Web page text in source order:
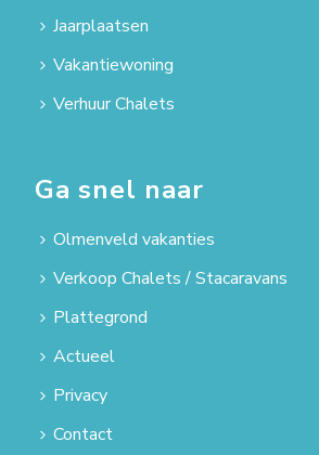
Jaarplaatsen
Vakantiewoning
Verhuur Chalets
Ga snel naar
Olmenveld vakanties
Verkoop Chalets / Stacaravans
Plattegrond
Actueel
Privacy
Contact